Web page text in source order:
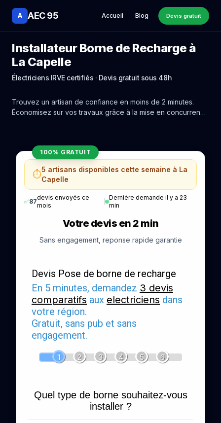
A AEC 95 Accueil Blog Devis gratuit
Installateur Borne de Recharge à
La Capelle
Électriciens IRVE certifiés · Devis gratuit sous 48h
Trouvez un artisan de confiance en moins de 2 minutes.
Économisez sur vos travaux grâce à la mise en concurrence
100% GRATUIT
⏱️5 artisans disponibles cette semaine à La
Capelle
✅87
devis envoyés ce
mois
|
Dernière demande il y a 23
min
Votre devis en 2 min
Sans engagement, reponse rapide garantie
Devis Pose de borne de recharge
En 5 minutes, demandez 3 devis
comparatifs aux electriciens dans
votre région.
Gratuit, sans pub et sans
engagement.
1 2 3 4 5 6
Quel type de borne souhaitez-vous
installer ?